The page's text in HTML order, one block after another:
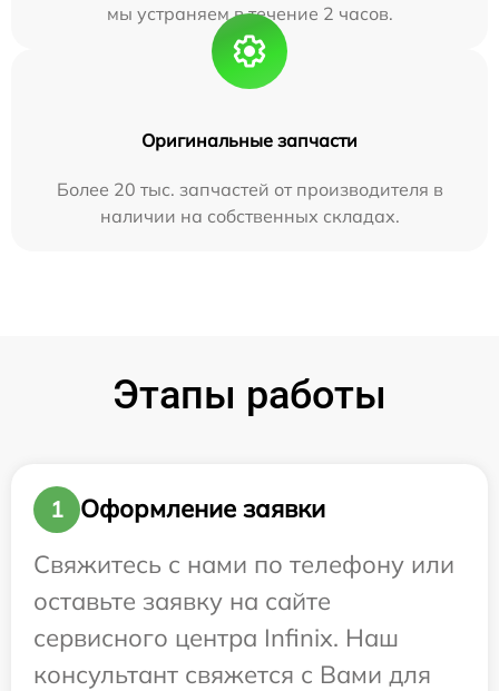
мы устраняем в течение 2 часов.
Оригинальные запчасти
Более 20 тыс. запчастей от производителя в
наличии на собственных складах.
Этапы работы
1
Оформление заявки
Свяжитесь с нами по телефону или
оставьте заявку на сайте
сервисного центра Infinix. Наш
консультант свяжется с Вами для